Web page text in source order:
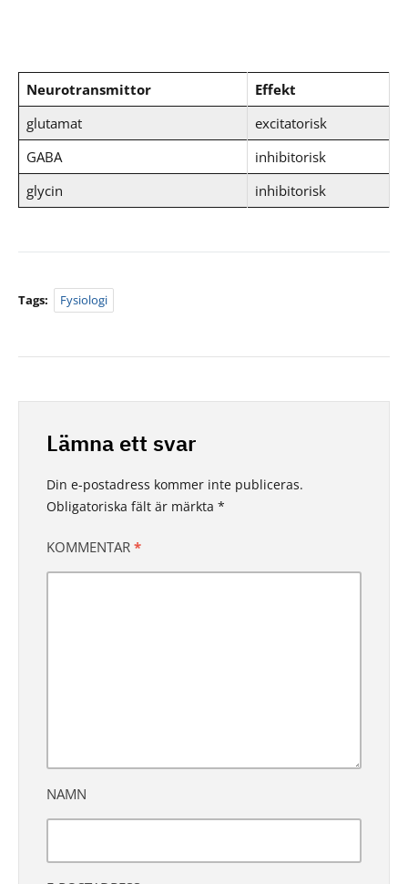
Neurotransmittor
Effekt
glutamat
excitatorisk
GABA
inhibitorisk
glycin
inhibitorisk
Tags: Fysiologi
Lämna ett svar
Din e-postadress kommer inte publiceras.
Obligatoriska fält är märkta *
KOMMENTAR *
NAMN